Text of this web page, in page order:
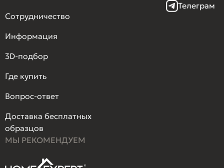
Сотрудничество
Информация
3D-подбор
Где купить
Вопрос-ответ
Доставка бесплатных
образцов
Телеграм
МЫ РЕКОМЕНДУЕМ